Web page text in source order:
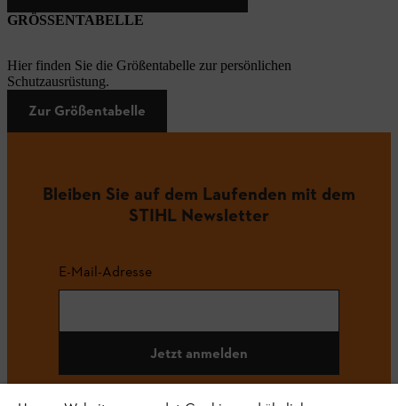
GRÖSSENTABELLE
Hier finden Sie die Größentabelle zur persönlichen
Schutzausrüstung.
Zur Größentabelle
Bleiben Sie auf dem Laufenden mit dem
STIHL Newsletter
E-Mail-Adresse
Jetzt anmelden